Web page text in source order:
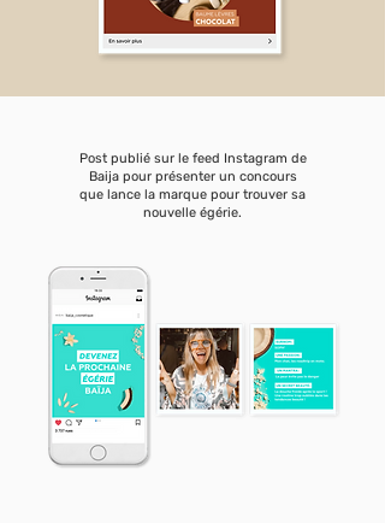
Post publié sur le feed Instagram de
Baija pour présenter un concours
que lance la marque pour trouver sa
nouvelle égérie.